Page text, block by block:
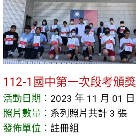
112-1國中第一次段考頒獎
活動日期： 2023 年 11 月 01 日
照片數量： 系列照片共計 3 張
發佈單位： 註冊組